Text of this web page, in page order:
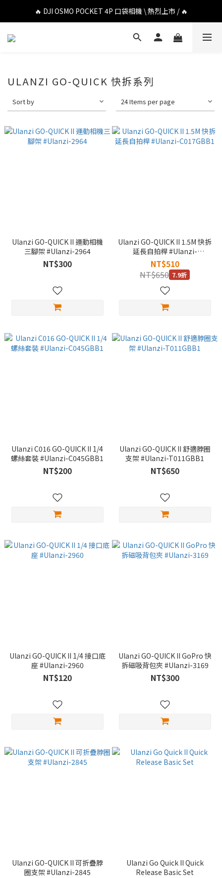
🔥 DJI OSMO POCKET 4P 口袋相機 \ 熱烈上市 / 🔥
🔥 DJI OSMO POCKET 4P 口袋相機 \ 熱烈上市 / 🔥
🔥 Insta360 Luna Ultra 雲台相機 \ 熱烈上市 / 🔥
🔥 DJI OSMO POCKET 4P 口袋相機 \ 熱烈上市 / 🔥
ULANZI GO-QUICK 快拆系列
Sort by 24 Items per page
Ulanzi GO-QUICK II 運動相機
三腳架 #Ulanzi-2964
NT$300
Ulanzi GO-QUICK II 1.5M 快拆
延長自拍桿 #Ulanzi-
C017GBB1
NT$510
NT$650 7.9折
Ulanzi C016 GO-QUICK II 1/4
螺絲套裝 #Ulanzi-C045GBB1
NT$200
Ulanzi GO-QUICK II 舒適脖圈
支架 #Ulanzi-T011GBB1
NT$650
Ulanzi GO-QUICK II 1/4 接口底
座 #Ulanzi-2960
NT$120
Ulanzi GO-QUICK II GoPro 快
拆磁吸背包夾 #Ulanzi-3169
NT$300
Ulanzi GO-QUICK II 可折疊脖
圈支架 #Ulanzi-2845
Ulanzi Go Quick II Quick
Release Basic Set